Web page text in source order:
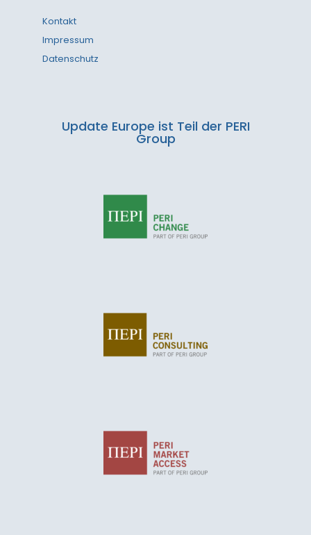
Kontakt
Impressum
Datenschutz
Update Europe ist Teil der PERI
Group